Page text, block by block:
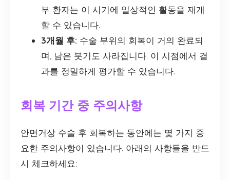
부 환자는 이 시기에 일상적인 활동을 재개
할 수 있습니다.
3개월 후: 수술 부위의 회복이 거의 완료되
며, 남은 붓기도 사라집니다. 이 시점에서 결
과를 정밀하게 평가할 수 있습니다.
회복 기간 중 주의사항
안면거상 수술 후 회복하는 동안에는 몇 가지 중
요한 주의사항이 있습니다. 아래의 사항들을 반드
시 체크하세요: